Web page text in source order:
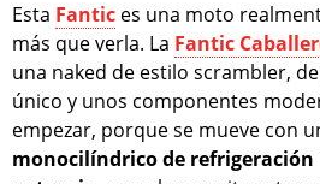
Esta Fantic es una moto
más que verla. La Fantic
una naked de estilo scrambler,
único y unos componentes
empezar, porque se mueve con
monocilíndrico de refrigeración